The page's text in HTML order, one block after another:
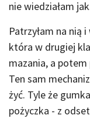
nie wiedziałam
Patrzyłam na nią
która w drugiej
mazania, a potem
Ten sam
żyć. Tyle że
pożyczka - z